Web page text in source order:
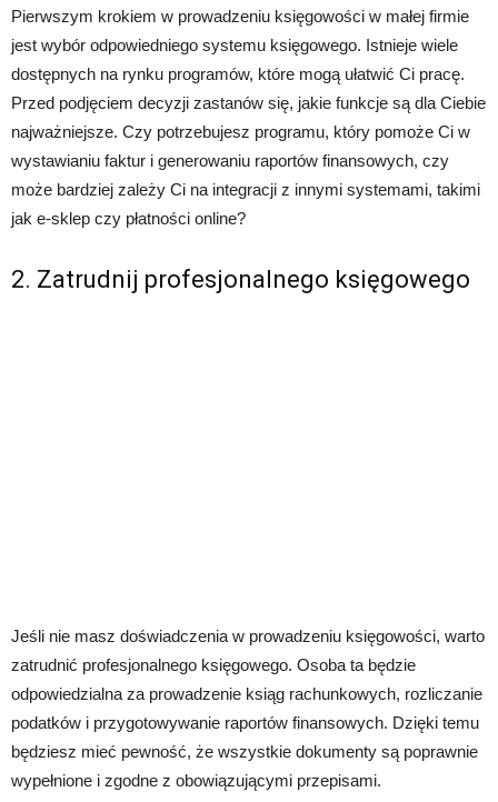
Pierwszym krokiem w prowadzeniu księgowości w małej firmie
jest wybór odpowiedniego systemu księgowego. Istnieje wiele
dostępnych na rynku programów, które mogą ułatwić Ci pracę.
Przed podjęciem decyzji zastanów się, jakie funkcje są dla Ciebie
najważniejsze. Czy potrzebujesz programu, który pomoże Ci w
wystawianiu faktur i generowaniu raportów finansowych, czy
może bardziej zależy Ci na integracji z innymi systemami, takimi
jak e-sklep czy płatności online?
2. Zatrudnij profesjonalnego księgowego
Jeśli nie masz doświadczenia w prowadzeniu księgowości, warto
zatrudnić profesjonalnego księgowego. Osoba ta będzie
odpowiedzialna za prowadzenie ksiąg rachunkowych, rozliczanie
podatków i przygotowywanie raportów finansowych. Dzięki temu
będziesz mieć pewność, że wszystkie dokumenty są poprawnie
wypełnione i zgodne z obowiązującymi przepisami.